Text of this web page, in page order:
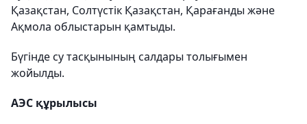
Қазақстан, Солтүстік Қазақстан, Қарағанды және
Ақмола облыстарын қамтыды.
Бүгінде су тасқынының салдары толығымен
жойылды.
АЭС құрылысы